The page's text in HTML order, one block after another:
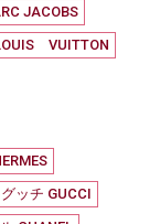
JACOBS
VUITTON
グッチ GUCCI